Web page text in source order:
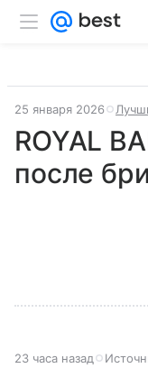
25 января 2026
ROYAL
после
23 часа назад